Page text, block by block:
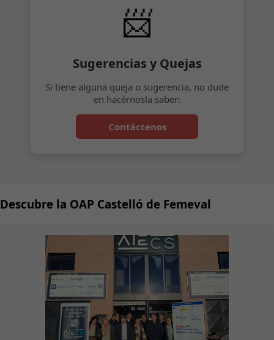
📨
Sugerencias y Quejas
Si tiene alguna queja o sugerencia, no dude
en hacérnosla saber:
Contáctenos
Descubre la OAP Castelló de Femeval